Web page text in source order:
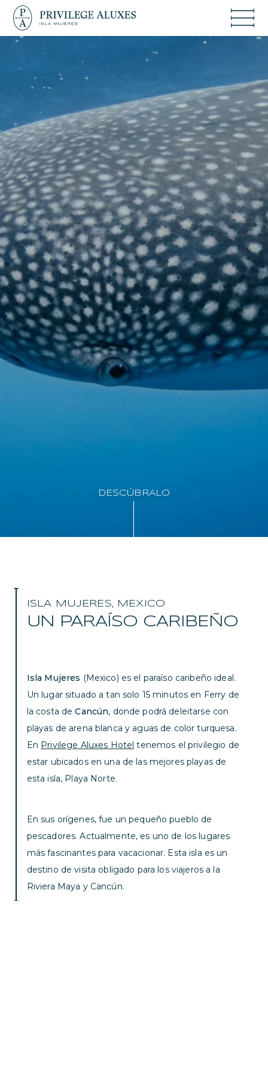
DESCÚBRALO
ISLA MUJERES, MEXICO
UN PARAÍSO CARIBEÑO
Isla Mujeres (Mexico) es el paraíso caribeño ideal.
Un lugar situado a tan solo 15 minutos en Ferry de
la costa de Cancún, donde podrá deleitarse con
playas de arena blanca y aguas de color turquesa.
En Privilege Aluxes Hotel tenemos el privilegio de
estar ubicados en una de las mejores playas de
esta isla, Playa Norte.
En sus orígenes, fue un pequeño pueblo de
pescadores. Actualmente, es uno de los lugares
más fascinantes para vacacionar. Esta isla es un
destino de visita obligado para los viajeros a la
Riviera Maya y Cancún.